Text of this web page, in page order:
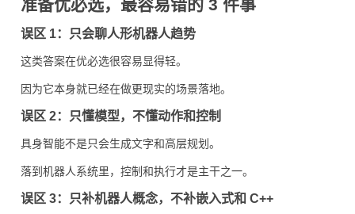
准备优必选，最容易错的 3 件事
误区 1：只会聊人形机器人趋势
这类答案在优必选很容易显得轻。
因为它本身就已经在做更现实的场景落地。
误区 2：只懂模型，不懂动作和控制
具身智能不是只会生成文字和高层规划。
落到机器人系统里，控制和执行才是主干之一。
误区 3：只补机器人概念，不补嵌入式和 C++